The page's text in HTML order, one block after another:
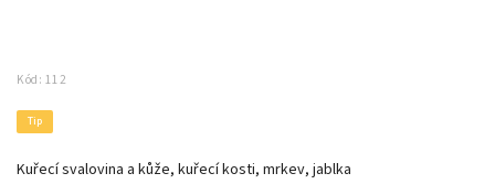
Kód: 112
Tip
Kuřecí svalovina a kůže, kuřecí kosti, mrkev, jablka